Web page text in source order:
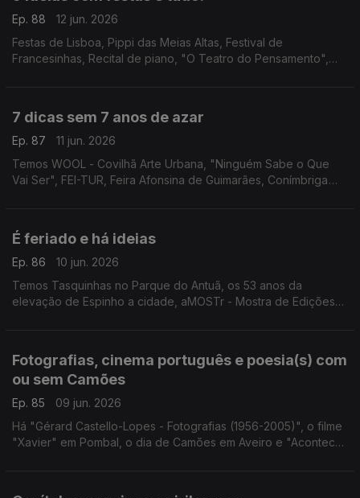
Ep. 88
12 jun. 2026
Festas de Lisboa, Pippi das Meias Altas, Festival de
Francesinhas, Recital de piano, "O Teatro do Pensamento",
7 dicas sem 7 anos de azar
Ep. 87
11 jun. 2026
Temos WOOL - Covilhã Arte Urbana, "Ninguém Sabe o Que
Vai Ser", FEI-TUR, Feira Afonsina de Guimarães, Conímbriga
É feriado e há ideias
Ep. 86
10 jun. 2026
Temos Tasquinhas no Parque do Antuã, os 53 anos da
elevação de Espinho a cidade, aMOSTr - Mostra de Edições
Fotografias, cinema português e poesia(s) com
ou sem Camões
Ep. 85
09 jun. 2026
Há "Gérard Castello-Lopes - Fotografias (1956-2005)", o filme
"Xavier" em Pombal, o dia de Camões em Aveiro e "Acontece